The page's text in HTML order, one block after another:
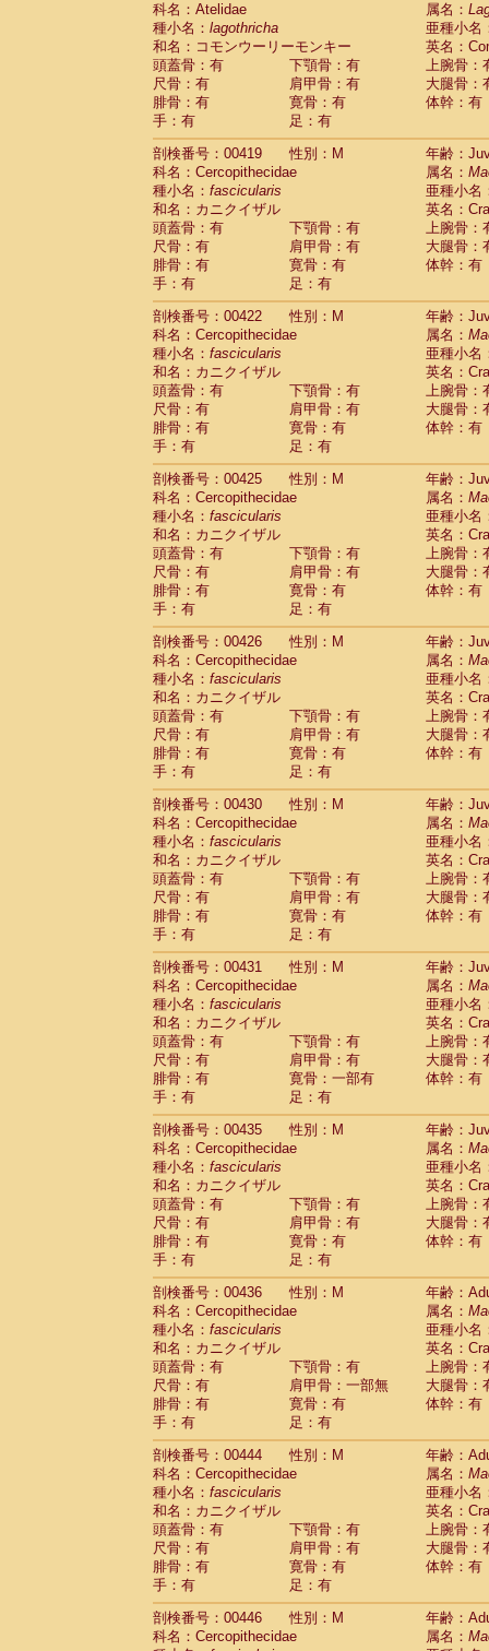
科名：Atelidae
属名：
種小名： lagothricha
亜種小名
和名：コモンウーリーモンキー
英名：
頭蓋骨：有
下顎骨：有
上腕骨：
尺骨：有
肩甲骨：有
大腿骨：
腓骨：有
寛骨：有
体幹：有
手：有
足：有
剖検番号：00419
性別：M
年齢：
科名：Cercopithecidae
属名：
種小名： fascicularis
亜種小名
和名：カニクイザル
英名：
頭蓋骨：有
下顎骨：有
上腕骨：
尺骨：有
肩甲骨：有
大腿骨：
腓骨：有
寛骨：有
体幹：有
手：有
足：有
剖検番号：00422
性別：M
年齢：
科名：Cercopithecidae
属名：
種小名： fascicularis
亜種小名
和名：カニクイザル
英名：
頭蓋骨：有
下顎骨：有
上腕骨：
尺骨：有
肩甲骨：有
大腿骨：
腓骨：有
寛骨：有
体幹：有
手：有
足：有
剖検番号：00425
性別：M
年齢：
科名：Cercopithecidae
属名：
種小名： fascicularis
亜種小名
和名：カニクイザル
英名：
頭蓋骨：有
下顎骨：有
上腕骨：
尺骨：有
肩甲骨：有
大腿骨：
腓骨：有
寛骨：有
体幹：有
手：有
足：有
剖検番号：00426
性別：M
年齢：
科名：Cercopithecidae
属名：
種小名： fascicularis
亜種小名
和名：カニクイザル
英名：
頭蓋骨：有
下顎骨：有
上腕骨：
尺骨：有
肩甲骨：有
大腿骨：
腓骨：有
寛骨：有
体幹：有
手：有
足：有
剖検番号：00430
性別：M
年齢：
科名：Cercopithecidae
属名：
種小名： fascicularis
亜種小名
和名：カニクイザル
英名：
頭蓋骨：有
下顎骨：有
上腕骨：
尺骨：有
肩甲骨：有
大腿骨：
腓骨：有
寛骨：有
体幹：有
手：有
足：有
剖検番号：00431
性別：M
年齢：
科名：Cercopithecidae
属名：
種小名： fascicularis
亜種小名
和名：カニクイザル
英名：
頭蓋骨：有
下顎骨：有
上腕骨：
尺骨：有
肩甲骨：有
大腿骨：
腓骨：有
寛骨：一部有
体幹：有
手：有
足：有
剖検番号：00435
性別：M
年齢：
科名：Cercopithecidae
属名：
種小名： fascicularis
亜種小名
和名：カニクイザル
英名：
頭蓋骨：有
下顎骨：有
上腕骨：
尺骨：有
肩甲骨：有
大腿骨：
腓骨：有
寛骨：有
体幹：有
手：有
足：有
剖検番号：00436
性別：M
年齢：
科名：Cercopithecidae
属名：
種小名： fascicularis
亜種小名
和名：カニクイザル
英名：
頭蓋骨：有
下顎骨：有
上腕骨：
尺骨：有
肩甲骨：一部無
大腿骨：
腓骨：有
寛骨：有
体幹：有
手：有
足：有
剖検番号：00444
性別：M
年齢：
科名：Cercopithecidae
属名：
種小名： fascicularis
亜種小名
和名：カニクイザル
英名：
頭蓋骨：有
下顎骨：有
上腕骨：
尺骨：有
肩甲骨：有
大腿骨：
腓骨：有
寛骨：有
体幹：有
手：有
足：有
剖検番号：00446
性別：M
年齢：
科名：Cercopithecidae
属名：